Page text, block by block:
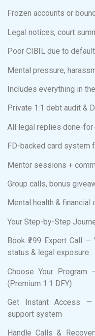
Frozen accounts or
Legal notices, court
Poor CIBIL due to
Mental pressure,
Includes everything in the
Private 1:1 debt audit &
All legal replies done-
FD-backed card system
Mentor sessions +
Group calls, bonus
Mental health &
Your Step-by-Step
Book ₹299 Expert Call
status & legal exposure
Choose Your Program
(Premium 1:1 DFY)
Get Instant Access —
support system
Handle Calls &